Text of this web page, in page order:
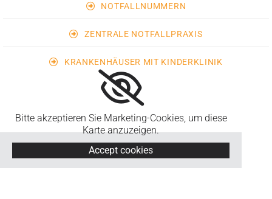
NOTFALLNUMMERN
ZENTRALE NOTFALLPRAXIS
KRANKENHÄUSER MIT KINDERKLINIK
Bitte akzeptieren Sie Marketing-Cookies, um diese
Karte anzuzeigen.
Accept cookies